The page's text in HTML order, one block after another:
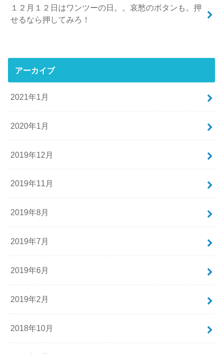
１２月１２日はワンツーの日。。哀愁のボタンも。押
せるなら押してみろ！
アーカイブ
2021年1月
2020年1月
2019年12月
2019年11月
2019年8月
2019年7月
2019年6月
2019年2月
2018年10月